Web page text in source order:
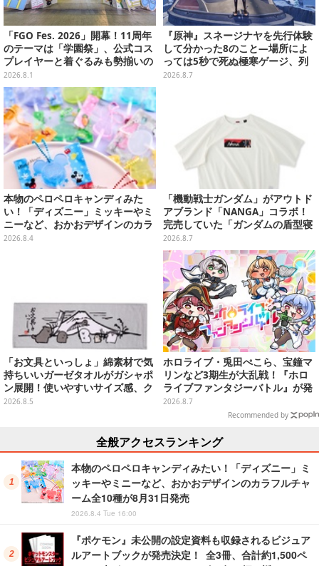
「FGO Fes. 2026」開幕！11周年
のテーマは「学園祭」、公式コス
プレイヤーと着ぐるみも勢揃いの
カルデア学園はお祭り一色
2026.8.1
『原神』スネージナヤを先行体験
して分かった8のこと―場所によ
っては5秒で死ぬ極寒ゲージ、列
車は“ダイナミック途中下車”可能
2026.8.7
本物のペロペロキャンディみた
い！「ディズニー」ミッキーやミ
ニーなど、おかおデザインのカラ
フルチャーム全10種が8月31日発
2026.8.4
「機動戦士ガンダム」がアウトド
アブランド「NANGA」コラボ！
完売していた「ガンダムの盾型寝
袋」も2次受注開始
2026.8.7
「お文具といっしょ」綿素材で気
持ちいいガーゼタオルがガシャポ
ン展開！使いやすいサイズ感、ク
ールな和柄や可愛らしいお寿司な
2026.8.5
ホロライブ・兎田ぺこら、宝鐘マ
リンなど3期生が大乱戦！『ホロ
ライブファンタジーバトル』が発
売ーお馴染みの語録が装備
に、“ニセ3期生”とのバトルもあ
2026.8.7
Recommended by
全般アクセスランキング
本物のペロペロキャンディみたい！「ディズニー」ミ
ッキーやミニーなど、おかおデザインのカラフルチャ
ーム全10種が8月31日発売
2026.8.4 Tue 16:00
『ポケモン』未公開の設定資料も収録されるビジュア
ルアートブックが発売決定！ 全3冊、合計約1,500ペ